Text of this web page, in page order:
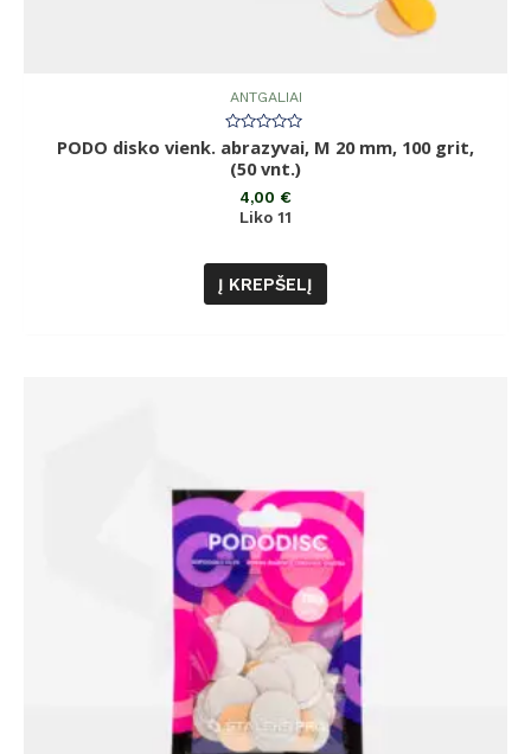
ANTGALIAI
Įvertinimas:
0
iš
PODO disko vienk. abrazyvai, M 20 mm, 100 grit,
(50 vnt.)
4,00 €
Liko 11
Į KREPŠELĮ